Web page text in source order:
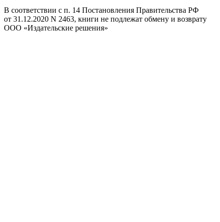
В соответствии с п. 14 Постановления Правительства РФ
от 31.12.2020 N 2463, книги не подлежат обмену и возврату
ООО «Издательские решения»